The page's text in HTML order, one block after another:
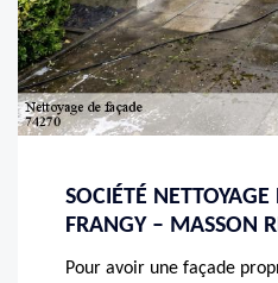
SOCIÉTÉ
FRANGY – MASSON
Pour avoir une façade